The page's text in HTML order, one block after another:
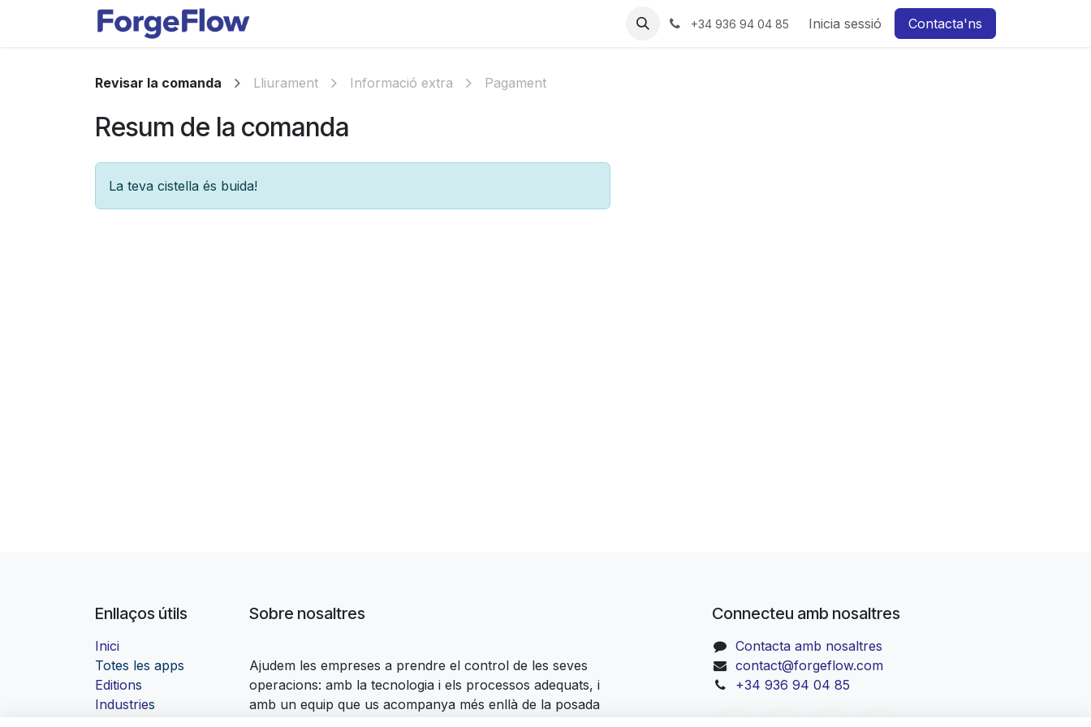
+34 936 94 04 85 Inicia sessió Contacta'ns
Revisar la comanda Lliurament Informació extra Pagament
Resum de la comanda
La teva cistella és buida!
Enllaços útils
Inici
Totes les apps
Editions
Industries
Sobre nosaltres
Ajudem les empreses a prendre el control de les seves
operacions: amb la tecnologia i els processos adequats, i
amb un equip que us acompanya més enllà de la posada
Connecteu amb nosaltres
Contacta amb nosaltres
contact@forgeflow.com
+34 936 94 04 85